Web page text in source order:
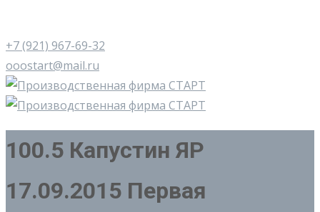
+7 (921) 967-69-32
ooostart@mail.ru
100.5 Капустин ЯР
17.09.2015 Первая